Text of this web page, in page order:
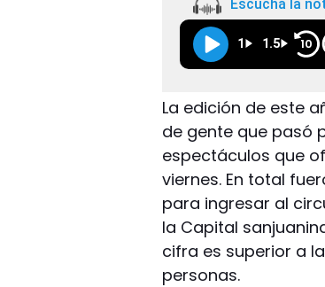
Escuchá la
1 1.5 10
La edición de este
de gente que pasó
espectáculos que
viernes. En total
para ingresar al
la Capital
cifra es superior a
personas.